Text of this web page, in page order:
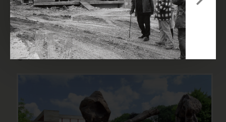
également pour vocation de présenter l'œuvre
d'autres artistes lors d'expositions temporaires.
VISITE VIRTUELLE